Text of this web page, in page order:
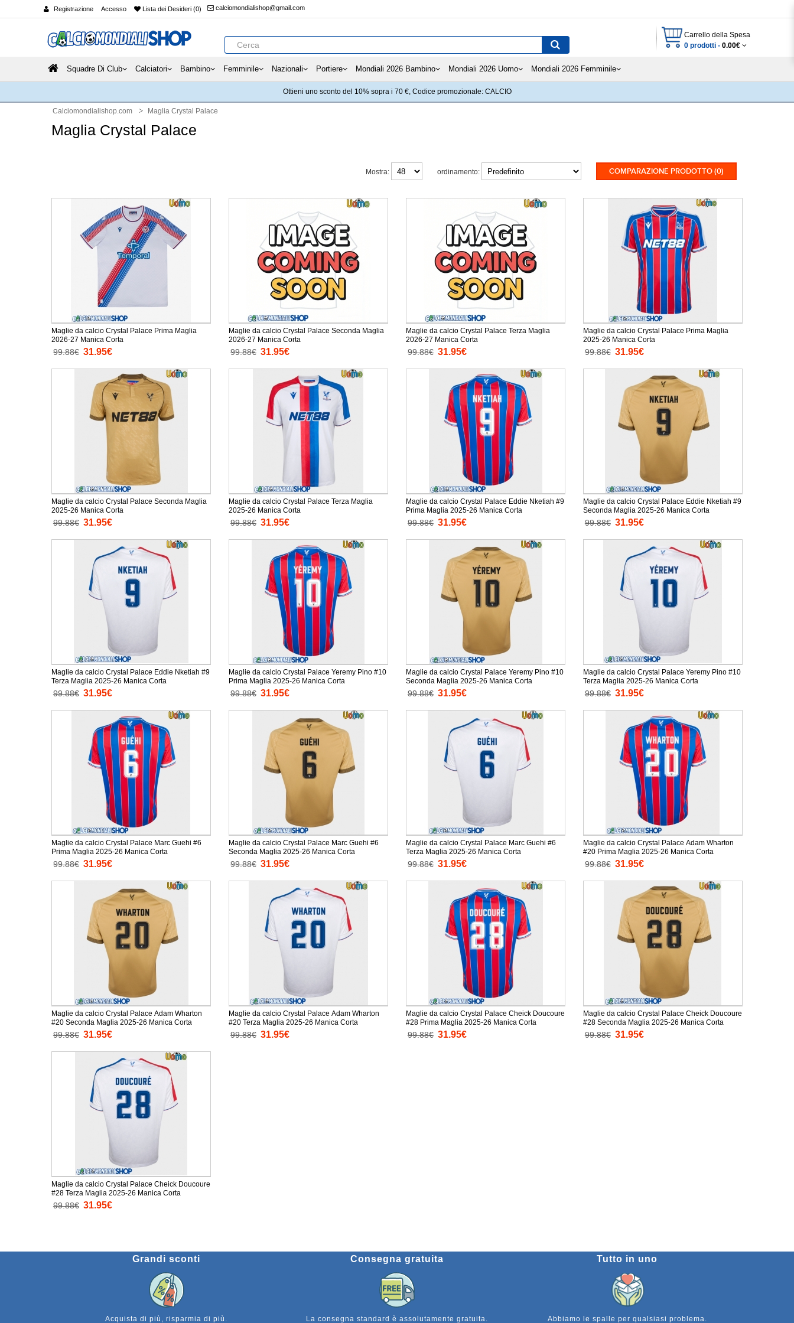
Registrazione Accesso Lista dei Desideri (0) calciomondialishop@gmail.com
Carrello della Spesa
0 prodotti - 0.00€
Squadre Di Club Calciatori Bambino Femminile Nazionali Portiere Mondiali 2026 Bambino Mondiali 2026 Uomo Mondiali 2026 Femminile
Ottieni uno sconto del 10% sopra i 70 €, Codice promozionale: CALCIO
Calciomondialishop.com Maglia Crystal Palace
Maglia Crystal Palace
COMPARAZIONE PRODOTTO (0)
ordinamento:
Mostra:
Maglie da calcio Crystal Palace Prima Maglia
2026-27 Manica Corta
99.88€ 31.95€
Maglie da calcio Crystal Palace Seconda Maglia
2026-27 Manica Corta
99.88€ 31.95€
Maglie da calcio Crystal Palace Terza Maglia
2026-27 Manica Corta
99.88€ 31.95€
Maglie da calcio Crystal Palace Prima Maglia
2025-26 Manica Corta
99.88€ 31.95€
Maglie da calcio Crystal Palace Seconda Maglia
2025-26 Manica Corta
99.88€ 31.95€
Maglie da calcio Crystal Palace Terza Maglia
2025-26 Manica Corta
99.88€ 31.95€
Maglie da calcio Crystal Palace Eddie Nketiah #9
Prima Maglia 2025-26 Manica Corta
99.88€ 31.95€
Maglie da calcio Crystal Palace Eddie Nketiah #9
Seconda Maglia 2025-26 Manica Corta
99.88€ 31.95€
Maglie da calcio Crystal Palace Eddie Nketiah #9
Terza Maglia 2025-26 Manica Corta
99.88€ 31.95€
Maglie da calcio Crystal Palace Yeremy Pino #10
Prima Maglia 2025-26 Manica Corta
99.88€ 31.95€
Maglie da calcio Crystal Palace Yeremy Pino #10
Seconda Maglia 2025-26 Manica Corta
99.88€ 31.95€
Maglie da calcio Crystal Palace Yeremy Pino #10
Terza Maglia 2025-26 Manica Corta
99.88€ 31.95€
Maglie da calcio Crystal Palace Marc Guehi #6
Prima Maglia 2025-26 Manica Corta
99.88€ 31.95€
Maglie da calcio Crystal Palace Marc Guehi #6
Seconda Maglia 2025-26 Manica Corta
99.88€ 31.95€
Maglie da calcio Crystal Palace Marc Guehi #6
Terza Maglia 2025-26 Manica Corta
99.88€ 31.95€
Maglie da calcio Crystal Palace Adam Wharton
#20 Prima Maglia 2025-26 Manica Corta
99.88€ 31.95€
Maglie da calcio Crystal Palace Adam Wharton
#20 Seconda Maglia 2025-26 Manica Corta
99.88€ 31.95€
Maglie da calcio Crystal Palace Adam Wharton
#20 Terza Maglia 2025-26 Manica Corta
99.88€ 31.95€
Maglie da calcio Crystal Palace Cheick Doucoure
#28 Prima Maglia 2025-26 Manica Corta
99.88€ 31.95€
Maglie da calcio Crystal Palace Cheick Doucoure
#28 Seconda Maglia 2025-26 Manica Corta
99.88€ 31.95€
Maglie da calcio Crystal Palace Cheick Doucoure
#28 Terza Maglia 2025-26 Manica Corta
99.88€ 31.95€
Grandi sconti
Acquista di più, risparmia di più.
Consegna gratuita
La consegna standard è assolutamente gratuita.
Tutto in uno
Abbiamo le spalle per qualsiasi problema.